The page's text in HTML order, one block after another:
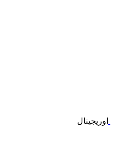
اوریجینال